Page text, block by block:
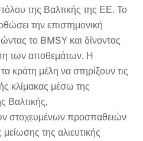
της Βαλτικής της ΕΕ. Το
την επιστημονική
το BMSY και δίνοντας
των αποθεμάτων. Η
κράτη μέλη να στηρίξουν τις
κλίμακας μέσω της
Βαλτικής,
στοχευμένων προσπαθειών
της αλιευτικής